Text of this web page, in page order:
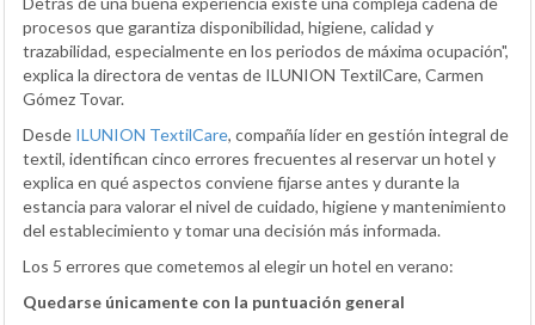
procesos que garantiza disponibilidad, higiene, calidad y
trazabilidad, especialmente en los periodos de máxima ocupación",
explica la directora de ventas de ILUNION TextilCare, Carmen
Gómez Tovar.
Desde ILUNION TextilCare, compañía líder en gestión integral de
textil, identifican cinco errores frecuentes al reservar un hotel y
explica en qué aspectos conviene fijarse antes y durante la
estancia para valorar el nivel de cuidado, higiene y mantenimiento
del establecimiento y tomar una decisión más informada.
Los 5 errores que cometemos al elegir un hotel en verano:
Quedarse únicamente con la puntuación general